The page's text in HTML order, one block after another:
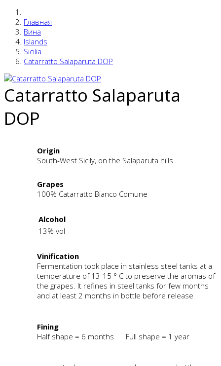
Главная
Вина
Islands
Sicilia
Catarratto Salaparuta DOP
Catarratto Salaparuta
DOP
Origin
South-West Sicily, on the Salaparuta hills
Grapes
100% Catarratto Bianco Comune
Alcohol
13% vol
Vinification
Fermentation took place in stainless steel tanks at a
temperature of 13-15 ° C to preserve the aromas of
the grapes. It refines in steel tanks for few months
and at least 2 months in bottle before release
Fining
Half shape = 6 months Full shape = 1 year